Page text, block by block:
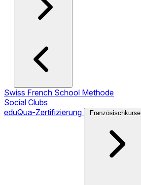
Swiss French School Methode
Social Clubs
eduQua-Zertifizierung
Französischkurse